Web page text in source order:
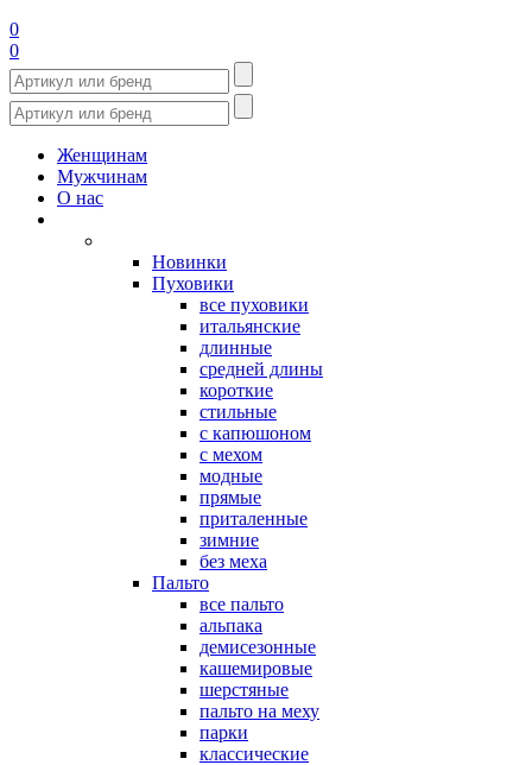
0
0
Женщинам
Мужчинам
О нас
Новинки
Пуховики
все пуховики
итальянские
длинные
средней длины
короткие
стильные
с капюшоном
с мехом
модные
прямые
приталенные
зимние
без меха
Пальто
все пальто
альпака
демисезонные
кашемировые
шерстяные
пальто на меху
парки
классические